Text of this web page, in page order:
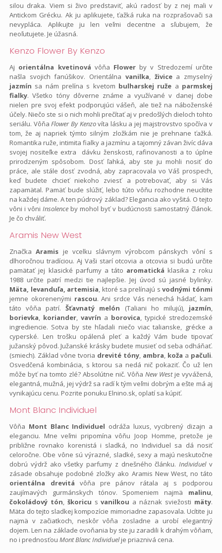
silou draka. Viem si živo predstaviť, akú radosť by z nej mali v
Antickom Grécku. Ak ju aplikujete, ťažká ruka na rozprašovači sa
nevypláca. Aplikujte ju len veľmi decentne a sľubujem, že
neoľutujete. Je úžasná.
Kenzo Flower By Kenzo
Aj orientálna kvetinová vôňa Flowerby v Stredozemí určite
našla svojich fanúšikov. Orientálna vanilka živicea zmyselný
jazmín sa nám prelína s kvetom bulharskej ruže a parmskej
fialky. Všetko tóny dôverne známe a využívané v danej dobe
nielen pre svoj efekt podporujúci vášeň, ale tiež na náboženské
účely. Niečo ste si o nich mohli prečítať aj v predošlých dieloch tohto
seriálu. Vôňa Flower By Kenzovíta lásku a jej majstrovstvo spočíva v
tom, že aj napriek týmto silným zložkám nie je prehnane ťažká.
Romantika ruže, intimita fialky a jazmínu a tajomný závan živíc dáva
svojej nositeľke extra dávku ženskosti, rafinovanosti a to úplne
prirodzeným spôsobom. Dosť ľahká, aby ste ju mohli nosiť do
práce, ale stále dosť zvodná, aby zapracovala vo Váš prospech,
keď budete chcieť niekoho zviesť a potrebovať, aby si Vás
zapamätal. Pamäť bude slúžiť, lebo túto vôňu rozhodne neucítite
na každej dáme. A ten púdrový základ? Elegancia ako vyšitá. O tejto
vôni i vôni Insolence by mohol byť v budúcnosti samostatný článok.
Je čo chváliť.
Aramis New West
ZnačkaAramis je vcelku slávnym výrobcom pánskych vôní s
dlhoročnou tradíciou. Aj Vaši starí otcovia a otcovia si budú určite
pamätať jej klasické parfumy a táto aromatická klasika z roku
1988 určite patrí medzi tie najlepšie. Jej úvod sú jasné bylinky.
Mäta, levanduľa, artemisia , ktoré sa prelínajú svodnými tónmi
jemne okorenenými rascou. Ani srdce Vás nenechá hádať, kam
táto vôňa patrí.Šťavnatý melón (Taliani ho milujú), jazmín
borievka
koriander ,vavrín a borovica , typické stredozemské
ingrediencie. Sotva by ste hľadali niečo viac talianske, grécke a
cyperské. Len trošku opálená pleť a každý Vám bude tipovať
južanský pôvod. Južanské krásky budete musieť od seba odháňať.
(smiech). Základ vône tvoria drevité tóny, ambra koža a pačuli.
Osvedčená kombinácia, s ktorou sa nedá nič pokaziť. Čo už len
môže byť na tomto zlé? Absolútne nič. Vôňa New Westje vyvážená,
elegantná, mužná, jej výdrž sa radí k tým veľmi dobrým a ešte má aj
vynikajúcu cenu. Pozrite ponuku Elnino.sk, oplatí sa kúpiť.
Mont Blanc Individuel
Vôňa Mont Blanc Individuel odráža luxus, vycibrený dizajn a
eleganciu. Mne veľmi pripomína vôňu Joop Homme, pretože je
približne rovnako korenistá i sladká, no Individuel sa dá nosiť
celoročne. Obe vône sú výrazné, sladké, sexy a majú neskutočne
dobrú výdrž ako všetky parfumy z dnešného článku. Individuelv
zásade obsahuje podobné zložky ako Aramis New West, no táto
orientálna drevitá vôňa pre pánov rátala aj s podporou
zaujímavých gurmánskych tónov. Spomeniem najmä malinu
čokoládový tón škoricu svanilkou a náznak sviežosti mäty.
Mäta do tejto sladkej kompozície mimoriadne zapasovala. Ucítite ju
najmä v začiatkoch, neskôr vôňa zosladne a urobí elegantný
dojem. Len na základe ovoňania by ste ju zaradili k drahým vôňam,
no i prednosťouMont Blanc Individuelje priaznivá cena.